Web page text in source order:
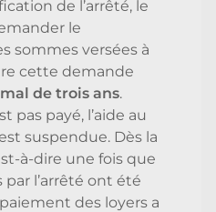
de l’arrêté, le
le
sommes versées à
cette demande
de trois ans.
pas payé, l’aide au
suspendue. Dès la
à-dire une fois que
l’arrêté ont été
des loyers a